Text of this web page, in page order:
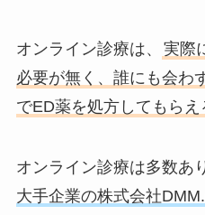
オンライン診療は、
実際
必要が無く、誰にも会わ
でED薬を処方してもらえ
オンライン診療は多数あ
大手企業の株式会社